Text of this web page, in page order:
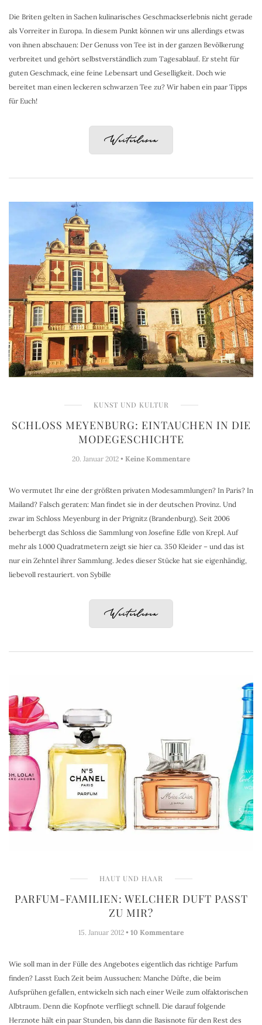
Die Briten gelten in Sachen kulinarisches Geschmackserlebnis nicht gerade
als Vorreiter in Europa. In diesem Punkt können wir uns allerdings etwas
von ihnen abschauen: Der Genuss von Tee ist in der ganzen Bevölkerung
verbreitet und gehört selbstverständlich zum Tagesablauf. Er steht für
guten Geschmack, eine feine Lebensart und Geselligkeit. Doch wie
bereitet man einen leckeren schwarzen Tee zu? Wir haben ein paar Tipps
für Euch!
Weiterlesen
KUNST UND KULTUR
SCHLOSS MEYENBURG: EINTAUCHEN IN DIE
MODEGESCHICHTE
20. Januar 2012 • Keine Kommentare
Wo vermutet Ihr eine der größten privaten Modesammlungen? In Paris? In
Mailand? Falsch geraten: Man findet sie in der deutschen Provinz. Und
zwar im Schloss Meyenburg in der Prignitz (Brandenburg). Seit 2006
beherbergt das Schloss die Sammlung von Josefine Edle von Krepl. Auf
mehr als 1.000 Quadratmetern zeigt sie hier ca. 350 Kleider – und das ist
nur ein Zehntel ihrer Sammlung. Jedes dieser Stücke hat sie eigenhändig,
liebevoll restauriert. von Sybille
Weiterlesen
HAUT UND HAAR
PARFUM-FAMILIEN: WELCHER DUFT PASST
ZU MIR?
15. Januar 2012 • 10 Kommentare
Wie soll man in der Fülle des Angebotes eigentlich das richtige Parfum
finden? Lasst Euch Zeit beim Aussuchen: Manche Düfte, die beim
Aufsprühen gefallen, entwickeln sich nach einer Weile zum olfaktorischen
Albtraum. Denn die Kopfnote verfliegt schnell. Die darauf folgende
Herznote hält ein paar Stunden, bis dann die Basisnote für den Rest des